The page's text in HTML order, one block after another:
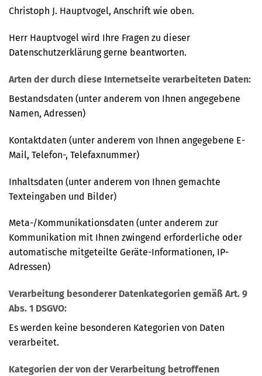
Christoph J. Hauptvogel, Anschrift wie oben.
Herr Hauptvogel wird Ihre Fragen zu dieser
Datenschutzerklärung gerne beantworten.
Arten der durch diese Internetseite verarbeiteten Daten:
Bestandsdaten (unter anderem von Ihnen angegebene
Namen, Adressen)
Kontaktdaten (unter anderem von Ihnen angegebene E-
Mail, Telefon-, Telefaxnummer)
Inhaltsdaten (unter anderem von Ihnen gemachte
Texteingaben und Bilder)
Meta-/Kommunikationsdaten (unter anderem zur
Kommunikation mit Ihnen zwingend erforderliche oder
automatische mitgeteilte Geräte-Informationen, IP-
Adressen)
Verarbeitung besonderer Datenkategorien gemäß Art. 9
Abs. 1 DSGVO:
Es werden keine besonderen Kategorien von Daten
verarbeitet.
Kategorien der von der Verarbeitung betroffenen